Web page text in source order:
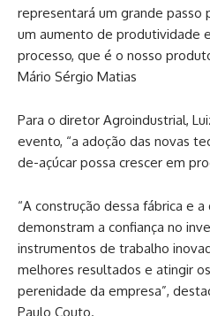
representará um grande passo
um aumento de produtividade
processo, que é o nosso
Mário Sérgio Matias
Para o diretor Agroindustrial,
evento, “a adoção das novas
de-açúcar possa crescer em
“A construção dessa fábrica e
demonstram a confiança no
instrumentos de trabalho
melhores resultados e atingir
perenidade da empresa”,
Paulo Couto.